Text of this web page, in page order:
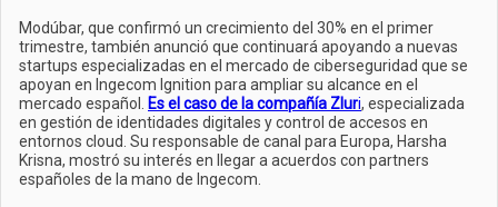
Modúbar, que confirmó un crecimiento del 30% en el primer
trimestre, también anunció que continuará apoyando a nuevas
startups especializadas en el mercado de ciberseguridad que se
apoyan en Ingecom Ignition para ampliar su alcance en el
mercado español.
Es el caso de la compañía Zluri, especializada
en gestión de identidades digitales y control de accesos en
entornos cloud. Su responsable de canal para Europa, Harsha
Krisna, mostró su interés en llegar a acuerdos con partners
españoles de la mano de Ingecom.